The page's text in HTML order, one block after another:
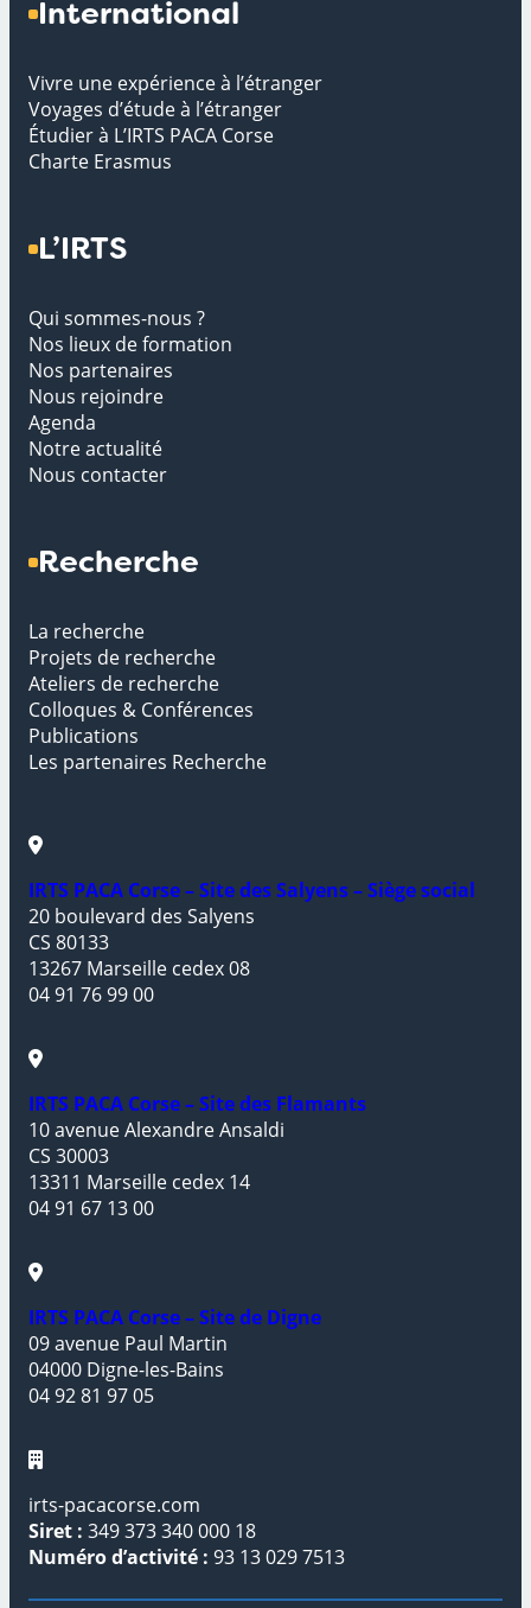
International
Vivre une expérience à l’étranger
Voyages d’étude à l’étranger
Étudier à L’IRTS PACA Corse
Charte Erasmus
L’IRTS
Qui sommes-nous ?
Nos lieux de formation
Nos partenaires
Nous rejoindre
Agenda
Notre actualité
Nous contacter
Recherche
La recherche
Projets de recherche
Ateliers de recherche
Colloques & Conférences
Publications
Les partenaires Recherche
IRTS PACA Corse – Site des Salyens – Siège social
20 boulevard des Salyens
CS 80133
13267 Marseille cedex 08
04 91 76 99 00
IRTS PACA Corse – Site des Flamants
10 avenue Alexandre Ansaldi
CS 30003
13311 Marseille cedex 14
04 91 67 13 00
IRTS PACA Corse – Site de Digne
09 avenue Paul Martin
04000 Digne-les-Bains
04 92 81 97 05
irts-pacacorse.com
Siret : 349 373 340 000 18
Numéro d’activité : 93 13 029 7513